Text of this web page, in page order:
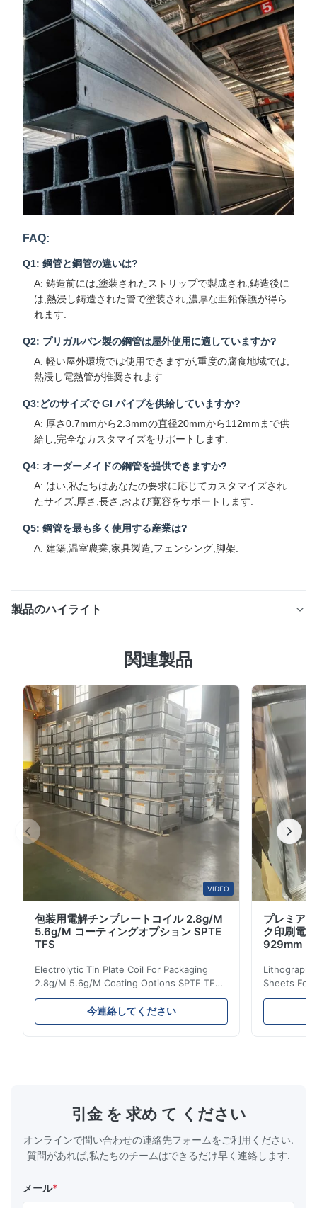
FAQ:
Q1: 鋼管と鋼管の違いは?
A: 鋳造前には,塗装されたストリップで製成され,鋳造後に
は,熱浸し鋳造された管で塗装され,濃厚な亜鉛保護が得ら
れます.
Q2: プリガルバン製の鋼管は屋外使用に適していますか?
A: 軽い屋外環境では使用できますが,重度の腐食地域では,
熱浸し電熱管が推奨されます.
Q3:どのサイズで GI パイプを供給していますか?
A: 厚さ0.7mmから2.3mmの直径20mmから112mmまで供
給し,完全なカスタマイズをサポートします.
Q4: オーダーメイドの鋼管を提供できますか?
A: はい,私たちはあなたの要求に応じてカスタマイズされ
たサイズ,厚さ,長さ,および寛容をサポートします.
Q5: 鋼管を最も多く使用する産業は?
A: 建築,温室農業,家具製造,フェンシング,脚架.
製品のハイライト
設のためのカスタムサイズ 製品説明 ホットディップガル
めに設計された汎用的な構造鋼製品です.高品質の炭素鋼
または合金鋼から作られています.精密なERWの溶接と厳
格なホットディップの溶接プロセス耐久性,耐腐蝕性,構造
的整合性を保証します.金属結合亜鉛コーティングで耐久
性のある防腐性標準サイズとカスタムサイズ (外側の寸法:
15×30mmから 400×600mm,壁厚さ: 1.0mmから 20mm)
で利用可能であり,簡単にインストールできるため広く認
識されています.優れた負荷容量建設,イ...
関連製品
VIDEO
包装用電解チンプレートコイル 2.8g/M
5.6g/M コーティングオプション SPTE
TFS
Electrolytic Tin Plate Coil For Packaging
2.8g/M 5.6g/M Coating Options SPTE TFS
Electrolytic Tin Plate Coil for Packaging -
2.8/2.8 & 5.6/5.6g/m Coating Options SPTE
TFS Electrolytic Tin Plate (ETP) represents
robust and adaptable. Engineered
specifically for
今連絡してください
プレミア
ク印刷電
929mm
Sheets For
929mm
packaging
引金 を 求め て ください
オンラインで問い合わせの連絡先フォームをご利用ください.
質問があれば,私たちのチームはできるだけ早く連絡します.
メール*